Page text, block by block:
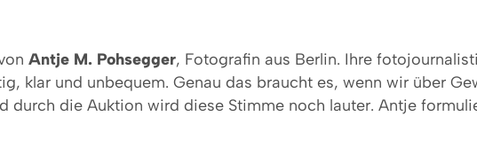
Antje M. Pohsegger, Fotografin aus Berlin. Ihre
klar und unbequem. Genau das braucht es, wenn wir über
durch die Auktion wird diese Stimme noch lauter. Antje